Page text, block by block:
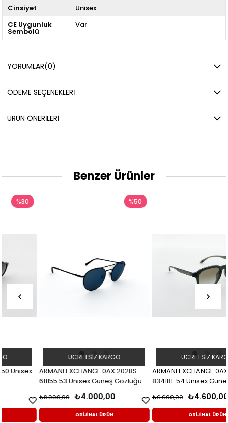
Cinsiyet
Unisex
CE Uygunluk
Sembolü
Var
YORUMLAR(0)
ÖDEME SEÇENEKLERI
ÜRÜN ÖNERILERI
Benzer Ürünler
ARMANI EXCHANGE 0AX 2028S
611155 53 Unisex Güneş Gözlüğü
₺4.000,00
₺8.000,00
ÜCRETSIZ KARGO
ORİJİNAL ÜRÜN
ARMANI EXCHANGE 0AX 4129SU
83418E 54 Unisex Güneş Gözlüğü
₺4.600,00
₺6.600,00
ÜCRETSIZ KARGO
ORİJİNAL ÜRÜN